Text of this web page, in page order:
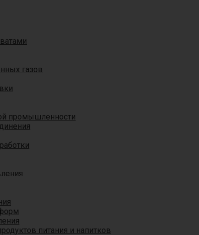
газов
промышленности
питания и напитков